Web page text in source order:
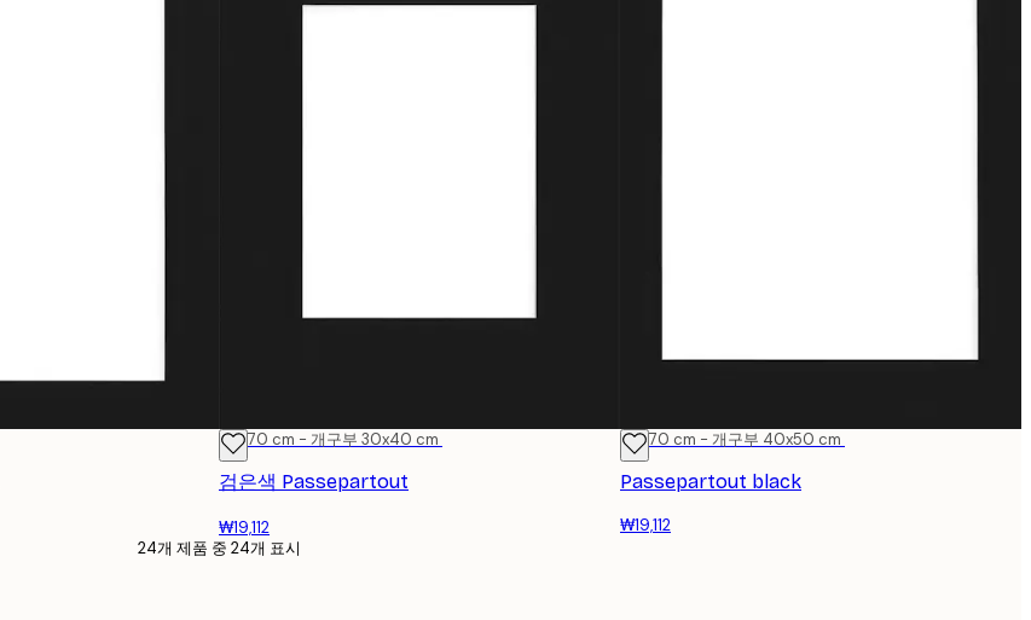
50x70 cm - 개구부 30x40 cm
검은색 Passepartout
₩19,112
50x70 cm - 개구부 40x50 cm
Passepartout black
₩19,112
24개 제품 중 24개 표시